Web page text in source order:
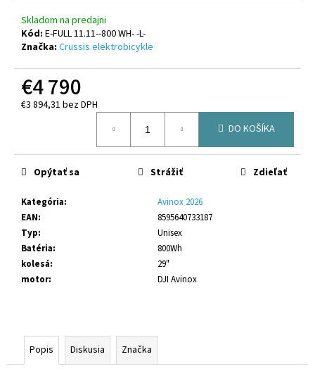
Skladom na predajni
Kód: E-FULL 11.11--800 WH- -L-
Značka: Crussis elektrobicykle
€4 790
€3 894,31 bez DPH
DO KOŠÍKA
Kategória:
Avinox 2026
EAN:
8595640733187
Typ:
Unisex
Batéria:
800Wh
kolesá:
29"
motor: DJI Avinox
Opýtať sa Strážiť Zdieľať
Popis Diskusia Značka
p
o
m
CRUSSIS
E-
10.11-
PRO
(715
WH)
MODEL
2026
(PANASONIC
GXM)
€4
999